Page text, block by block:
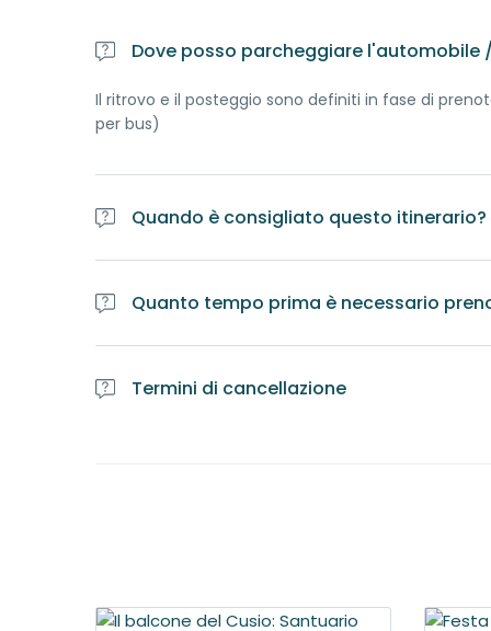
Dove posso parcheggiare l'automobile
Il ritrovo e il posteggio sono definiti in fase di
per bus)
Quando è consigliato questo itinerario?
Il tour a Santa Maria Maggiore e al Museo dello
Quanto tempo prima è necessario
E' obbligatorio prenotare l'itinerario almeno un
per accertarsi della disponibilità di professionisti e
Termini di cancellazione